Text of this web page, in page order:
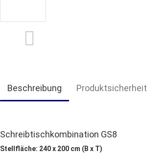
Beschreibung Produktsicherheit
Schreibtischkombination GS8
Stellfläche: 240 x 200 cm (B x T)